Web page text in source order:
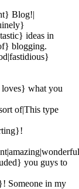
Blog!|
ideas in
blogging.
what you
of|This type
you guys to
Someone in my